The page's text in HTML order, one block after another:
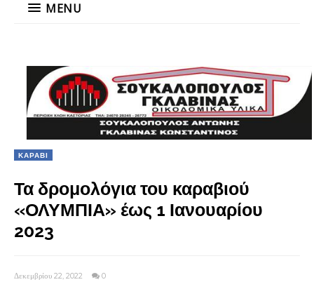
MENU
ΚΑΡΑΒΙ
Τα δρομολόγια του καραβιού
«ΟΛΥΜΠΙΑ» έως 1 Ιανουαρίου
2023
Δεκεμβρίου 22, 2022 0